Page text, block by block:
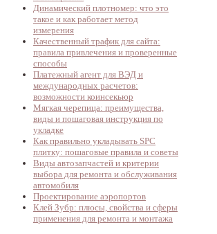
Динамический плотномер: что это
такое и как работает метод
измерения
Качественный трафик для сайта:
правила привлечения и проверенные
способы
Платежный агент для ВЭД и
международных расчетов:
возможности коинсекьюр
Мягкая черепица: преимущества,
виды и пошаговая инструкция по
укладке
Как правильно укладывать SPC
плитку: пошаговые правила и советы
Виды автозапчастей и критерии
выбора для ремонта и обслуживания
автомобиля
Проектирование аэропортов
Клей Зубр: плюсы, свойства и сферы
применения для ремонта и монтажа